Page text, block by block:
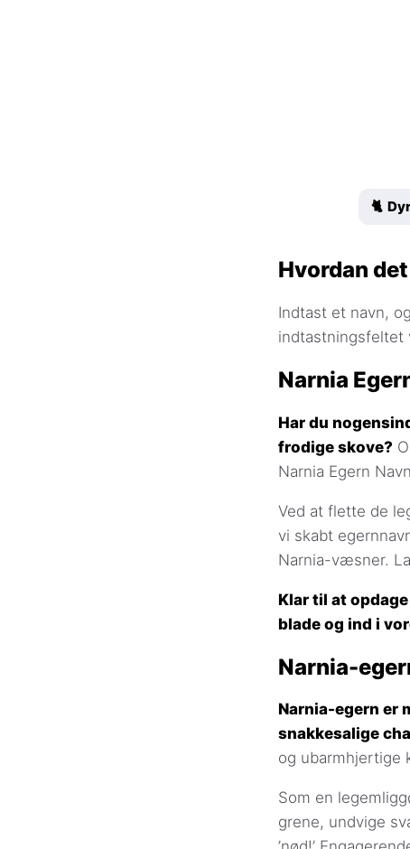
🐈 Dyr
Hvordan
Indtast et navn,
Narnia
Har du
frodige skove?
Narnia Egern
Ved at flette de
vi skabt
Narnia-væsner.
Klar til at
blade og ind i
Narnia-
Narnia-egern er
snakkesalige
og ubarmhjertige
Som en
grene, undvige